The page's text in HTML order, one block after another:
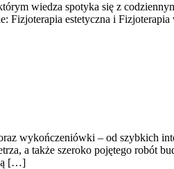
wiedza spotyka się z
Fizjoterapia estetyczna i Fizjoterapia
wykończeniówki – od szybkich
a także szeroko pojętego robót
[…]